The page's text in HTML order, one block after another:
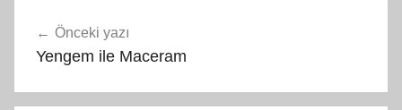
gezinmesi
Önceki yazı
Yengem ile Maceram